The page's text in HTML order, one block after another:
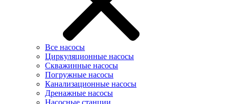
Все насосы
Циркуляционные насосы
Скважинные насосы
Погружные насосы
Канализационные насосы
Дренажные насосы
Насосные станции